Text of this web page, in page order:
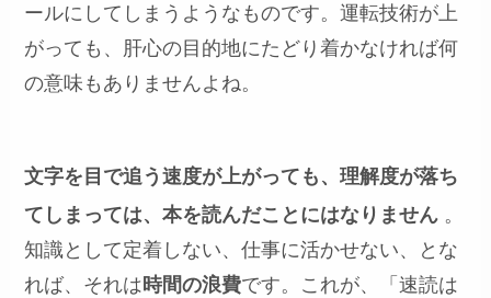
ールにしてしまうようなものです。運転技術が上
がっても、肝心の目的地にたどり着かなければ何
の意味もありませんよね。
文字を目で追う速度が上がっても、理解度が落ち
てしまっては、本を読んだことにはなりません 。
知識として定着しない、仕事に活かせない、とな
れば、それは時間の浪費です。これが、「速読は